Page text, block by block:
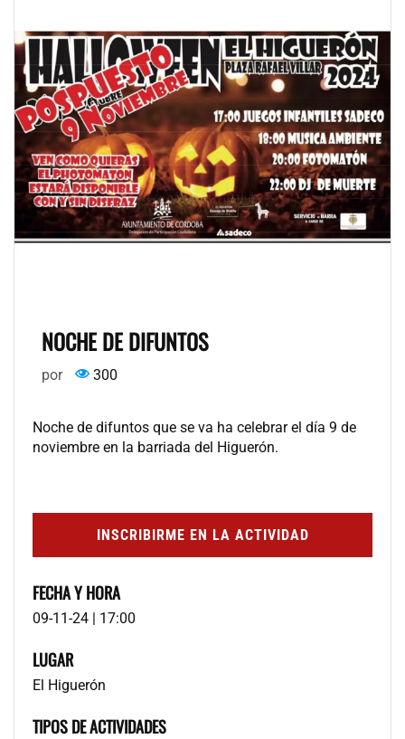
NOCHE DE DIFUNTOS
por 300
Noche de difuntos que se va ha celebrar el día 9 de
noviembre en la barriada del Higuerón.
INSCRIBIRME EN LA ACTIVIDAD
FECHA Y HORA
09-11-24 | 17:00
LUGAR
El Higuerón
TIPOS DE ACTIVIDADES